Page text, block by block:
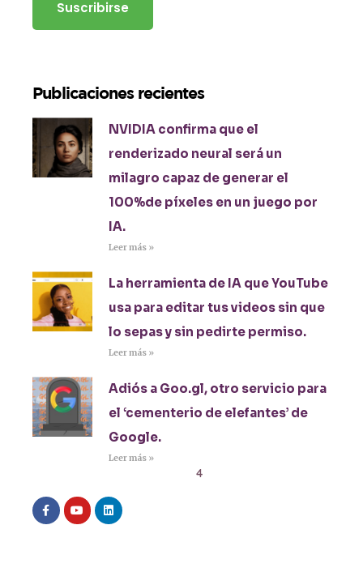
Publicaciones recientes
NVIDIA confirma que el
renderizado neural será un
milagro capaz de generar el
100%de píxeles en un juego por
IA.
Leer más »
La herramienta de IA que YouTube
usa para editar tus videos sin que
lo sepas y sin pedirte permiso.
Leer más »
Adiós a Goo.gl, otro servicio para
el ‘cementerio de elefantes’ de
Google.
Leer más »
4